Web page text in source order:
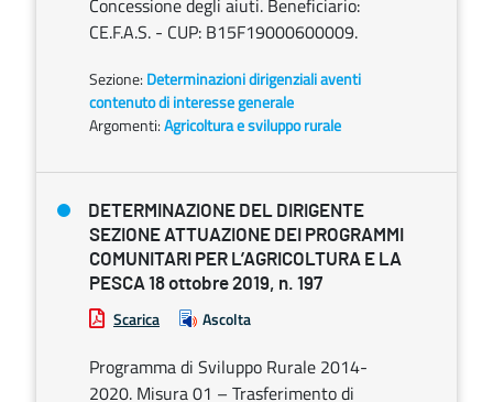
Concessione degli aiuti. Beneficiario:
CE.F.A.S. - CUP: B15F19000600009.
Sezione: Determinazioni dirigenziali aventi
contenuto di interesse generale
Argomenti:Agricoltura e sviluppo rurale
DETERMINAZIONE DEL DIRIGENTE
SEZIONE ATTUAZIONE DEI PROGRAMMI
COMUNITARI PER L’AGRICOLTURA E LA
PESCA 18 ottobre 2019, n. 197
Scarica Ascolta
Programma di Sviluppo Rurale 2014-
2020. Misura 01 – Trasferimento di